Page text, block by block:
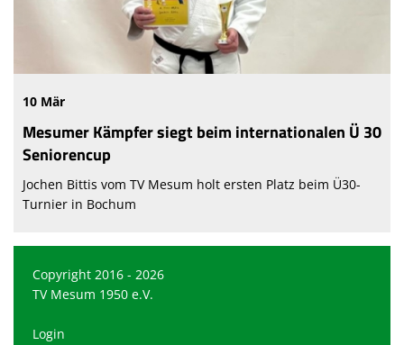
10 Mär
Mesumer Kämpfer siegt beim internationalen Ü 30
Seniorencup
Jochen Bittis vom TV Mesum holt ersten Platz beim Ü30-
Turnier in Bochum
Copyright 2016 - 2026
TV Mesum 1950 e.V.
Login